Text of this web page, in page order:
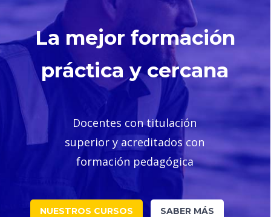
La mejor formación
práctica y cercana
Docentes con titulación
superior y acreditados con
formación pedagógica
NUESTROS CURSOS SABER MÁS